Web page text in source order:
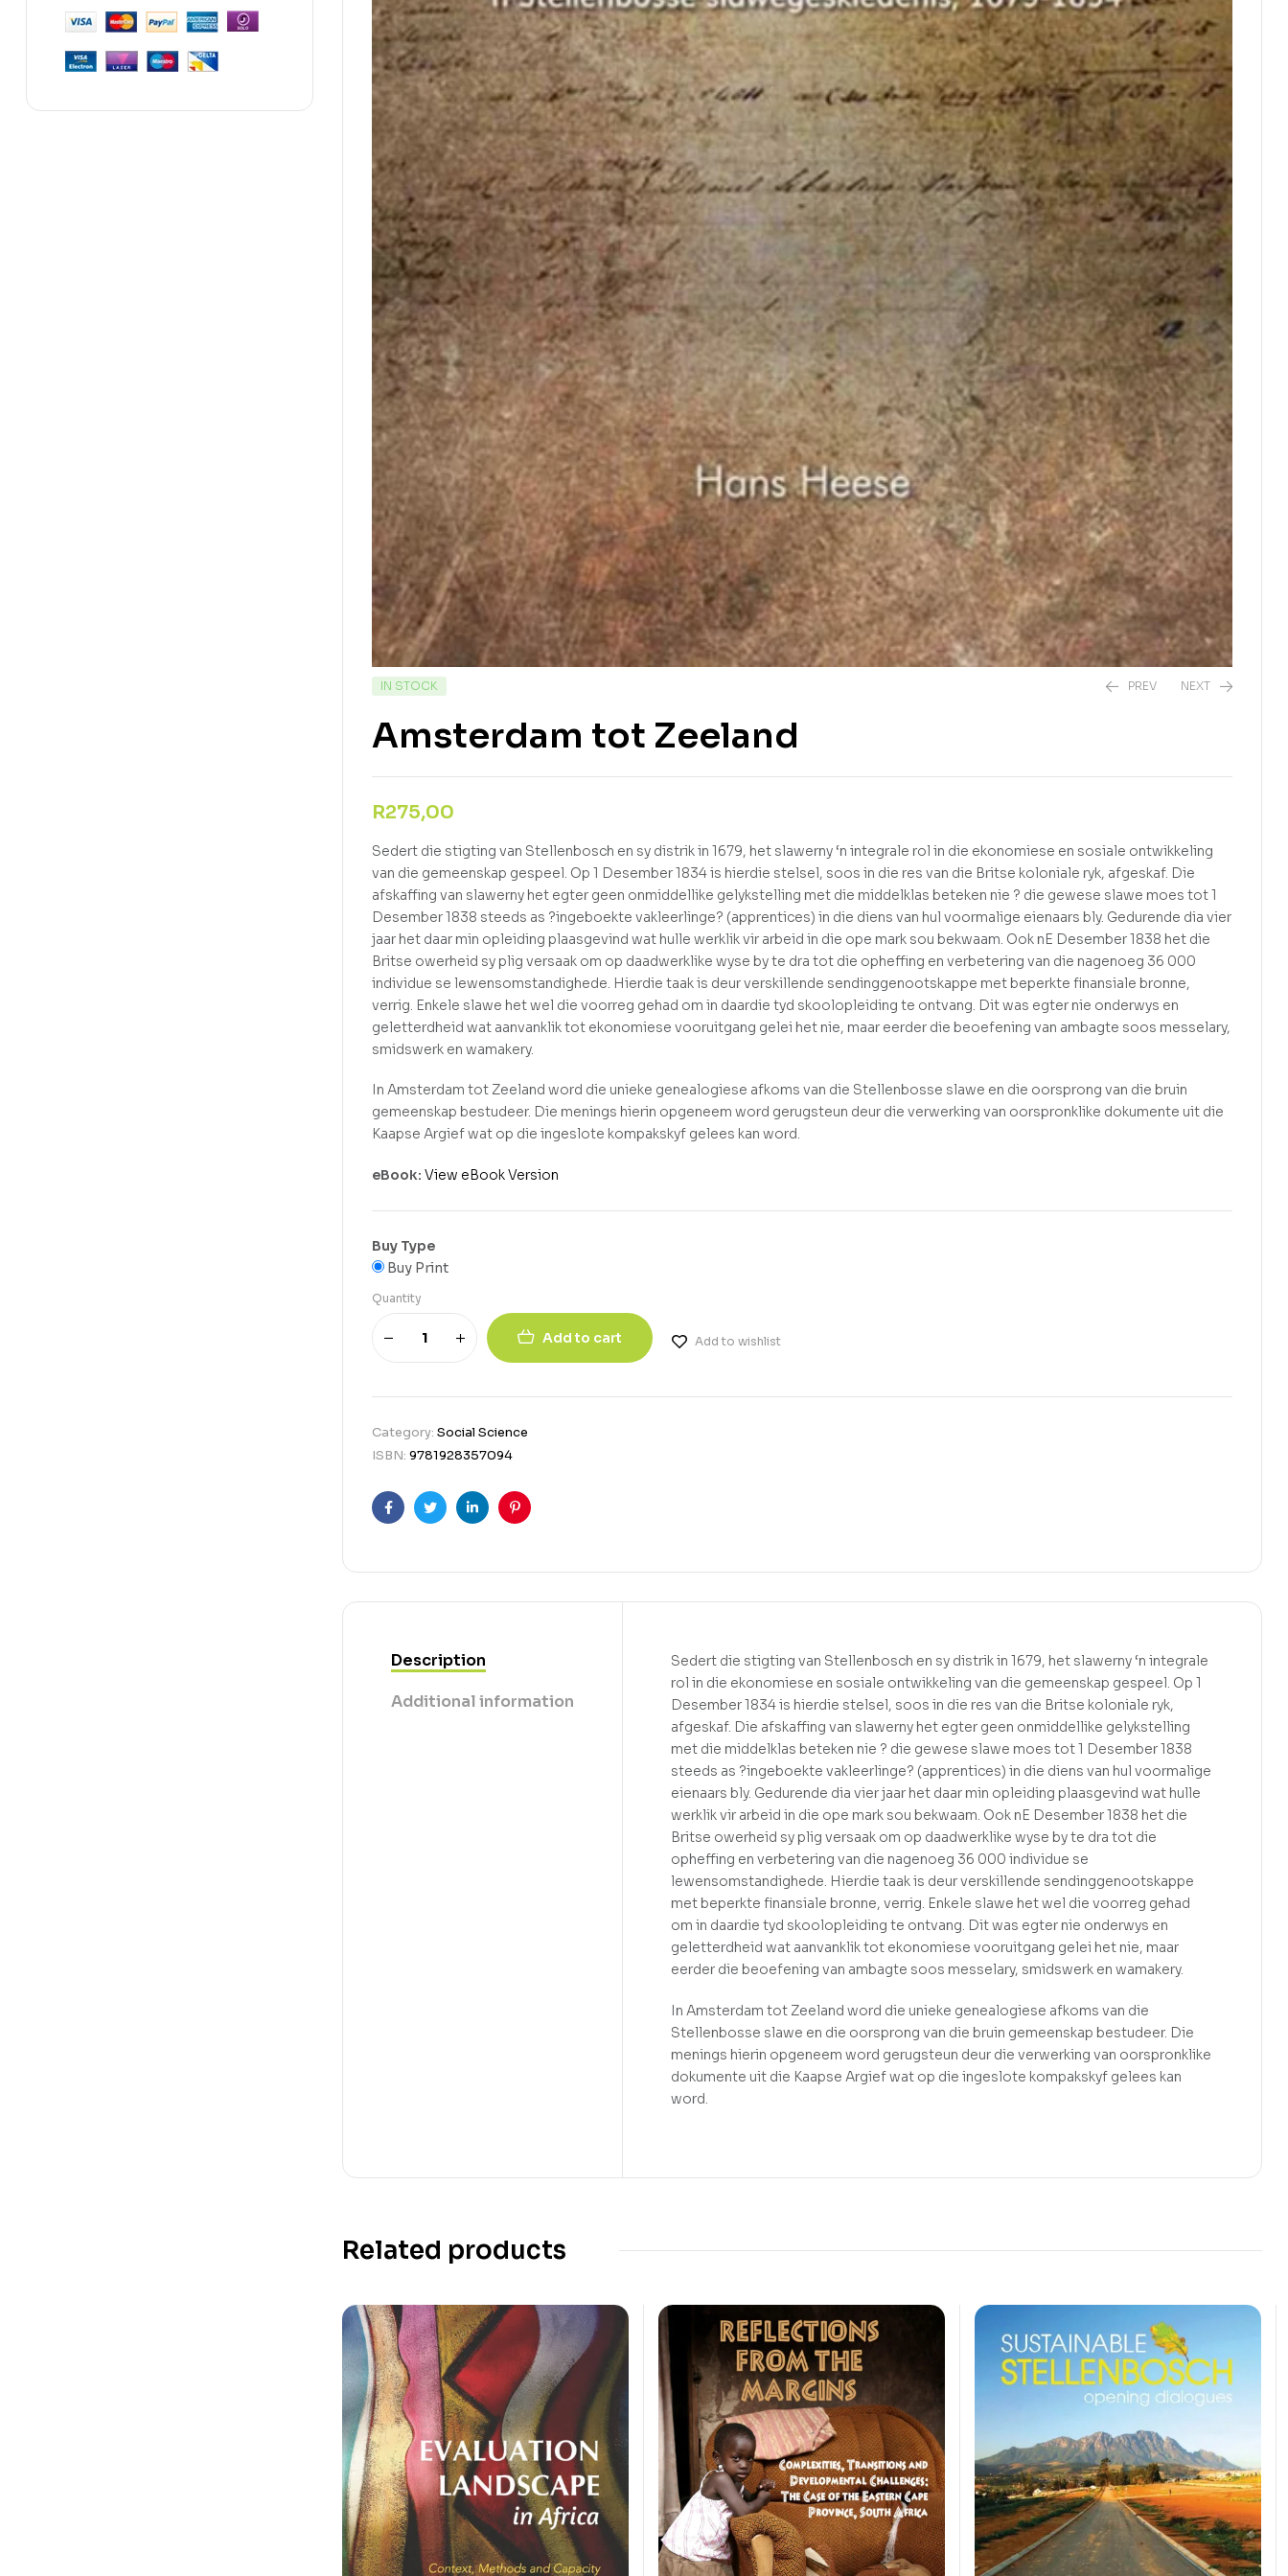
IN STOCK PREV
R525,00
NEXT
R330,00
Amsterdam tot Zeeland
R275,00
Sedert die stigting van Stellenbosch en sy distrik in 1679, het slawerny ‘n integrale rol in die ekonomiese en sosiale ontwikkeling
van die gemeenskap gespeel. Op 1 Desember 1834 is hierdie stelsel, soos in die res van die Britse koloniale ryk, afgeskaf. Die
afskaffing van slawerny het egter geen onmiddellike gelykstelling met die middelklas beteken nie ? die gewese slawe moes tot 1
Desember 1838 steeds as ?ingeboekte vakleerlinge? (apprentices) in die diens van hul voormalige eienaars bly. Gedurende dia vier
jaar het daar min opleiding plaasgevind wat hulle werklik vir arbeid in die ope mark sou bekwaam. Ook nE Desember 1838 het die
Britse owerheid sy plig versaak om op daadwerklike wyse by te dra tot die opheffing en verbetering van die nagenoeg 36 000
individue se lewensomstandighede. Hierdie taak is deur verskillende sendinggenootskappe met beperkte finansiale bronne,
verrig. Enkele slawe het wel die voorreg gehad om in daardie tyd skoolopleiding te ontvang. Dit was egter nie onderwys en
geletterdheid wat aanvanklik tot ekonomiese vooruitgang gelei het nie, maar eerder die beoefening van ambagte soos messelary,
smidswerk en wamakery.
In Amsterdam tot Zeeland word die unieke genealogiese afkoms van die Stellenbosse slawe en die oorsprong van die bruin
gemeenskap bestudeer. Die menings hierin opgeneem word gerugsteun deur die verwerking van oorspronklike dokumente uit die
Kaapse Argief wat op die ingeslote kompakskyf gelees kan word.
eBook: View eBook Version
Buy Type
Buy Print
Quantity
Add to cart Add to wishlist
Category: Social Science
ISBN: 9781928357094
FacebookTwitterLinkedinPinterest
Description
Additional information
Sedert die stigting van Stellenbosch en sy distrik in 1679, het slawerny ‘n integrale
rol in die ekonomiese en sosiale ontwikkeling van die gemeenskap gespeel. Op 1
Desember 1834 is hierdie stelsel, soos in die res van die Britse koloniale ryk,
afgeskaf. Die afskaffing van slawerny het egter geen onmiddellike gelykstelling
met die middelklas beteken nie ? die gewese slawe moes tot 1 Desember 1838
steeds as ?ingeboekte vakleerlinge? (apprentices) in die diens van hul voormalige
eienaars bly. Gedurende dia vier jaar het daar min opleiding plaasgevind wat hulle
werklik vir arbeid in die ope mark sou bekwaam. Ook nE Desember 1838 het die
Britse owerheid sy plig versaak om op daadwerklike wyse by te dra tot die
opheffing en verbetering van die nagenoeg 36 000 individue se
lewensomstandighede. Hierdie taak is deur verskillende sendinggenootskappe
met beperkte finansiale bronne, verrig. Enkele slawe het wel die voorreg gehad
om in daardie tyd skoolopleiding te ontvang. Dit was egter nie onderwys en
geletterdheid wat aanvanklik tot ekonomiese vooruitgang gelei het nie, maar
eerder die beoefening van ambagte soos messelary, smidswerk en wamakery.
In Amsterdam tot Zeeland word die unieke genealogiese afkoms van die
Stellenbosse slawe en die oorsprong van die bruin gemeenskap bestudeer. Die
menings hierin opgeneem word gerugsteun deur die verwerking van oorspronklike
dokumente uit die Kaapse Argief wat op die ingeslote kompakskyf gelees kan
word.
Related products